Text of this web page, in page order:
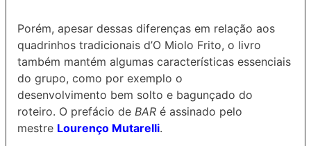
Porém, apesar dessas diferenças em relação aos
quadrinhos tradicionais d’O Miolo Frito, o livro
também mantém algumas características essenciais
do grupo, como por exemplo o
desenvolvimento bem solto e bagunçado do
roteiro. O prefácio de BAR é assinado pelo
mestre Lourenço Mutarelli.